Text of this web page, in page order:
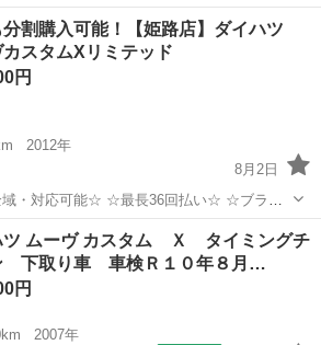
部品交換 タイロットエンドブーツ 左右 ロアアームブーツ 左右 ...
駅 ムーヴ コンテ
分割購入可能！【姫路店】ダイハツ
カスタムXリミテッド
円
2012年
8月2日
認不要☆ ☆収入証明書不要☆ ●車両情報● 車種：...
ムーヴ 車両
ツ ムーヴ カスタム Ｘ タイミングチ
下取り車 車検Ｒ１０年８月…
円
2007年